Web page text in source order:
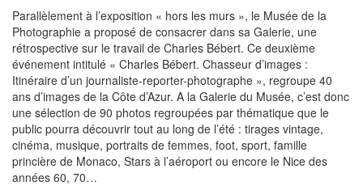
Parallèlement à l’exposition « hors les murs », le Musée de la
Photographie a proposé de consacrer dans sa Galerie, une
rétrospective sur le travail de Charles Bébert. Ce deuxième
événement intitulé « Charles Bébert. Chasseur d’images :
Itinéraire d’un journaliste-reporter-photographe », regroupe 40
ans d’images de la Côte d’Azur. A la Galerie du Musée, c’est donc
une sélection de 90 photos regroupées par thématique que le
public pourra découvrir tout au long de l’été : tirages vintage,
cinéma, musique, portraits de femmes, foot, sport, famille
princière de Monaco, Stars à l’aéroport ou encore le Nice des
années 60, 70…